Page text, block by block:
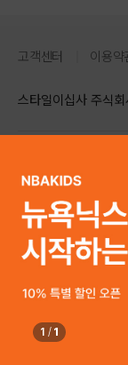
고객센터 이용약
스타일이십사 주식회
주소 : 서울시 강남구 논현
사업자등록번호 : 116-81-
통신판매업신고번호 : 제
호스팅 서비스 : 스타일이십
고객센터 1544-5336(평
스타일24 고객센터 1544-
평일 09:00~ 18:00 (토/일/공
help Email :
COPYRIGHTⓒ2021
1 / 1